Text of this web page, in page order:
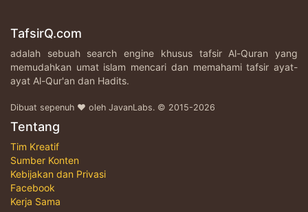
TafsirQ.com
adalah sebuah search engine khusus tafsir Al-Quran yang
memudahkan umat islam mencari dan memahami tafsir ayat-
ayat Al-Qur'an dan Hadits.
Dibuat sepenuh ♥ oleh JavanLabs. © 2015-2026
Tentang
Tim Kreatif
Sumber Konten
Kebijakan dan Privasi
Facebook
Kerja Sama